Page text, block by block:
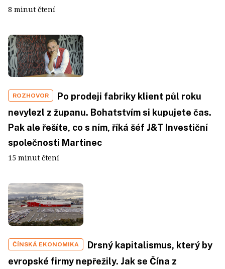
8 minut čtení
ROZHOVOR
Po prodeji fabriky klient půl roku
nevylezl z županu. Bohatstvím si kupujete čas.
Pak ale řešíte, co s ním, říká šéf J&T Investiční
společnosti Martinec
15 minut čtení
ČÍNSKÁ EKONOMIKA
Drsný kapitalismus, který by
evropské firmy nepřežily. Jak se Čína z